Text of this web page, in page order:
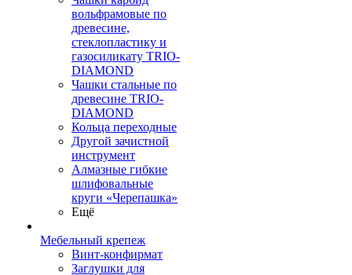
вольфрамовые по
древесине,
стеклопластику и
газосиликату TRIO-
DIAMOND
Чашки стальные по
древесине TRIO-
DIAMOND
Кольца переходные
Другой зачистной
инструмент
Алмазные гибкие
шлифовальные
круги «Черепашка»
Ещё
Мебельный крепеж
Винт-конфирмат
Заглушки для